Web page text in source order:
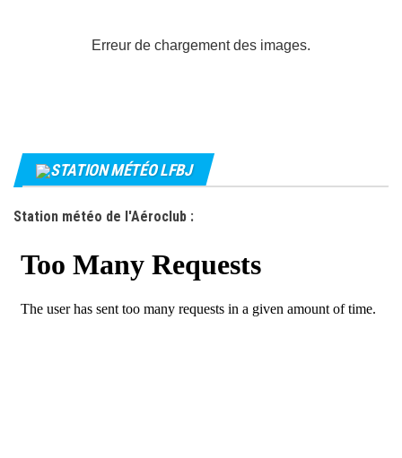
Erreur de chargement des images.
STATION MÉTÉO LFBJ
Station météo de l'Aéroclub :